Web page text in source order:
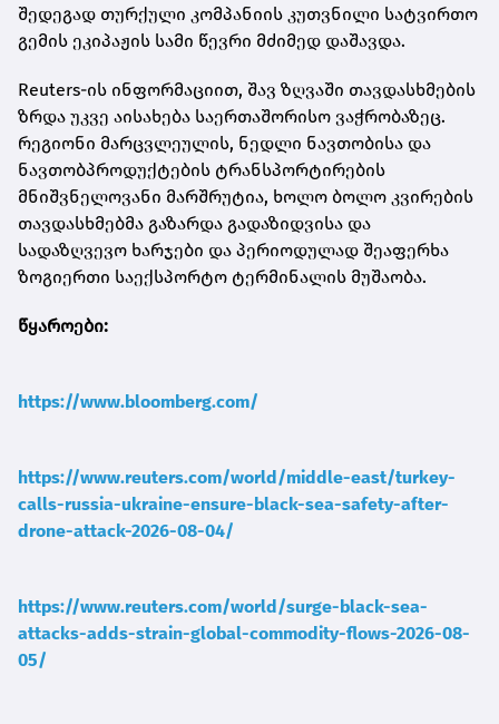
შედეგად თურქული კომპანიის კუთვნილი სატვირთო
გემის ეკიპაჟის სამი წევრი მძიმედ დაშავდა.
Reuters-ის ინფორმაციით, შავ ზღვაში თავდასხმების
ზრდა უკვე აისახება საერთაშორისო ვაჭრობაზეც.
რეგიონი მარცვლეულის, ნედლი ნავთობისა და
ნავთობპროდუქტების ტრანსპორტირების
მნიშვნელოვანი მარშრუტია, ხოლო ბოლო კვირების
თავდასხმებმა გაზარდა გადაზიდვისა და
სადაზღვევო ხარჯები და პერიოდულად შეაფერხა
ზოგიერთი საექსპორტო ტერმინალის მუშაობა.
წყაროები:
https://www.bloomberg.com/
https://www.reuters.com/world/middle-east/turkey-
calls-russia-ukraine-ensure-black-sea-safety-after-
drone-attack-2026-08-04/
https://www.reuters.com/world/surge-black-sea-
attacks-adds-strain-global-commodity-flows-2026-08-
05/